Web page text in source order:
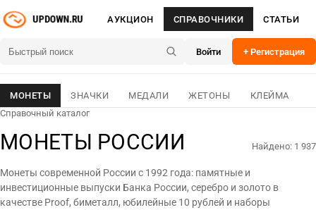
АУКЦИОН СПРАВОЧНИКИ СТАТЬИ
Войти + Регистрация
МОНЕТЫ ЗНАЧКИ МЕДАЛИ ЖЕТОНЫ
КЛЕЙМА
Справочный каталог
МОНЕТЫ РОССИИ Найдено: 1 937
Монеты современной России с 1992 года: памятные и
инвестиционные выпуски Банка России, серебро и золото в
качестве Proof, биметалл, юбилейные 10 рублей и наборы